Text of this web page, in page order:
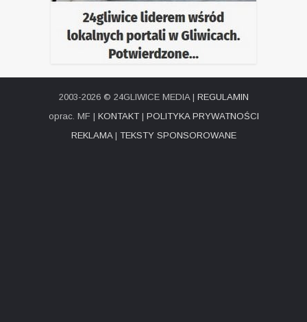
2003-2026 © 24GLIWICE MEDIA | REGULAMIN
oprac. MF | KONTAKT| POLITYKA PRYWATNOŚCI
REKLAMA| TEKSTY SPONSOROWANE